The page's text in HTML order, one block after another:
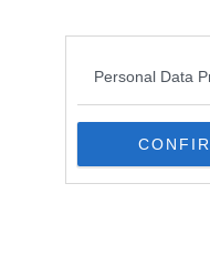
Personal Data
Doppio
sindacati i